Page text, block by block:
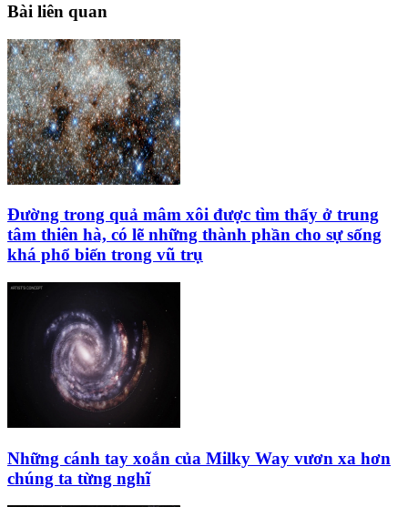
Bài liên quan
Đường trong quả mâm xôi được tìm thấy ở trung
tâm thiên hà, có lẽ những thành phần cho sự sống
khá phổ biến trong vũ trụ
Những cánh tay xoắn của Milky Way vươn xa hơn
chúng ta từng nghĩ